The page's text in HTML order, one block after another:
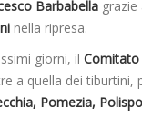
Barbabella
nella ripresa.
giorni, il Comitato
a quella dei tiburtini,
Pomezia,